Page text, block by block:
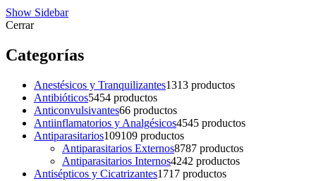
Show Sidebar
Cerrar
Categorías
Anestésicos y Tranquilizantes1313 productos
Antibióticos5454 productos
Anticonvulsivantes66 productos
Antiinflamatorios y Analgésicos4545 productos
Antiparasitarios109109 productos
Antiparasitarios Externos8787 productos
Antiparasitarios Internos4242 productos
Antisépticos y Cicatrizantes1717 productos